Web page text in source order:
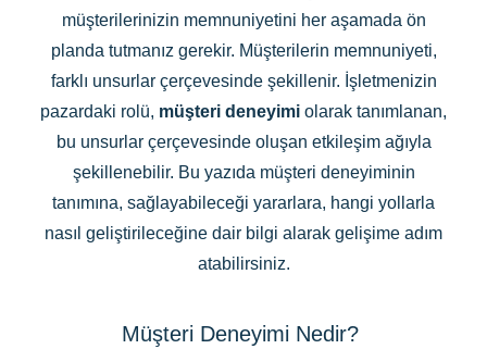
müşterilerinizin memnuniyetini her aşamada ön
planda tutmanız gerekir. Müşterilerin memnuniyeti,
farklı unsurlar çerçevesinde şekillenir. İşletmenizin
pazardaki rolü, müşteri deneyimi olarak tanımlanan,
bu unsurlar çerçevesinde oluşan etkileşim ağıyla
şekillenebilir. Bu yazıda müşteri deneyiminin
tanımına, sağlayabileceği yararlara, hangi yollarla
nasıl geliştirileceğine dair bilgi alarak gelişime adım
atabilirsiniz.
Müşteri Deneyimi Nedir?